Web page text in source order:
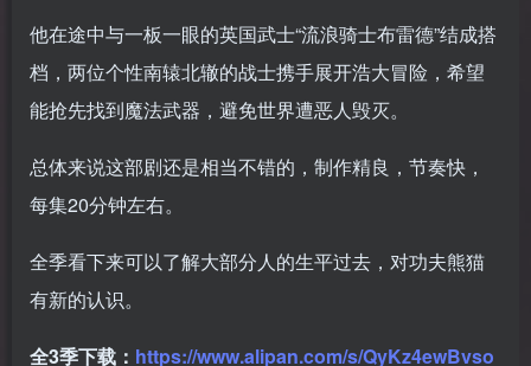
他在途中与一板一眼的英国武士“流浪骑士布雷德”结成搭
档，两位个性南辕北辙的战士携手展开浩大冒险，希望
能抢先找到魔法武器，避免世界遭恶人毁灭。
总体来说这部剧还是相当不错的，制作精良，节奏快，
每集20分钟左右。
全季看下来可以了解大部分人的生平过去，对功夫熊猫
有新的认识。
全3季下载： https://www.alipan.com/s/QyKz4ewBvso